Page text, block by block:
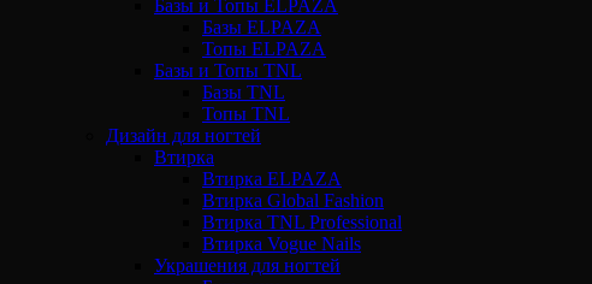
Базы и Топы ELPAZA
Базы ELPAZA
Топы ELPAZA
Базы и Топы TNL
Базы TNL
Топы TNL
Дизайн для ногтей
Втирка
Втирка ELPAZA
Втирка Global Fashion
Втирка TNL Professional
Втирка Vogue Nails
Украшения для ногтей